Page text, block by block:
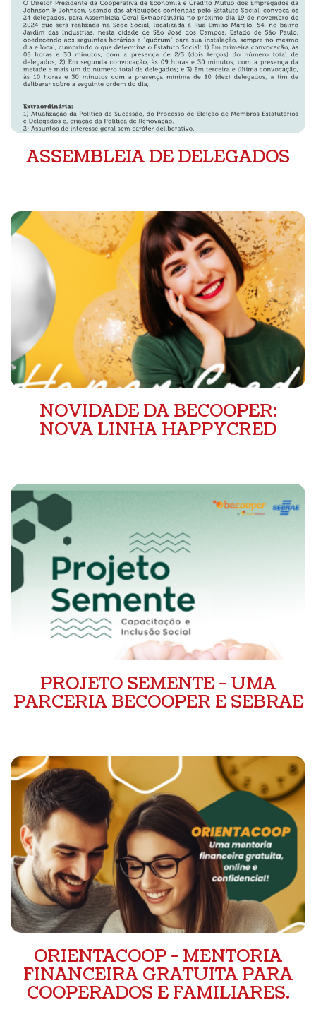
ASSEMBLEIA DE DELEGADOS
NOVIDADE DA BECOOPER:
NOVA LINHA HAPPYCRED
PROJETO SEMENTE - UMA
PARCERIA BECOOPER E SEBRAE
ORIENTACOOP - MENTORIA
FINANCEIRA GRATUITA PARA
COOPERADOS E FAMILIARES.